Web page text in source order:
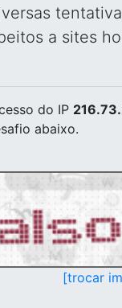
a sites
do IP
abaixo.
[trocar